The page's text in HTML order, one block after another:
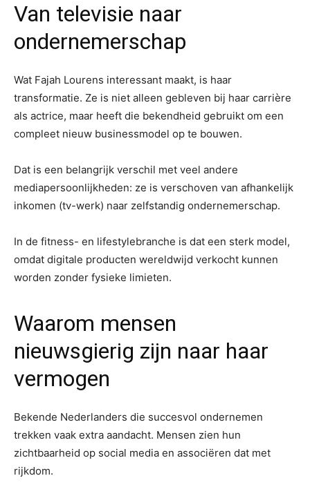
Van televisie naar
ondernemerschap
Wat Fajah Lourens interessant maakt, is haar
transformatie. Ze is niet alleen gebleven bij haar carrière
als actrice, maar heeft die bekendheid gebruikt om een
compleet nieuw businessmodel op te bouwen.
Dat is een belangrijk verschil met veel andere
mediapersoonlijkheden: ze is verschoven van afhankelijk
inkomen (tv-werk) naar zelfstandig ondernemerschap.
In de fitness- en lifestylebranche is dat een sterk model,
omdat digitale producten wereldwijd verkocht kunnen
worden zonder fysieke limieten.
Waarom mensen
nieuwsgierig zijn naar haar
vermogen
Bekende Nederlanders die succesvol ondernemen
trekken vaak extra aandacht. Mensen zien hun
zichtbaarheid op social media en associëren dat met
rijkdom.